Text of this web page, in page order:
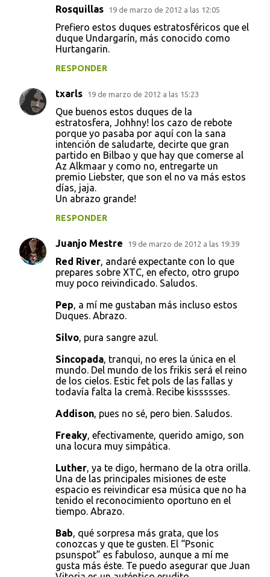
Rosquillas 19 de marzo de 2012 a las 12:05
Prefiero estos duques estratosféricos que el
duque Undargarín, más conocido como
Hurtangarin.
RESPONDER
txarls 19 de marzo de 2012 a las 15:23
Que buenos estos duques de la
estratosfera, Johhny! los cazo de rebote
porque yo pasaba por aquí con la sana
intención de saludarte, decirte que gran
partido en Bilbao y que hay que comerse al
Az Alkmaar y como no, entregarte un
premio Liebster, que son el no va más estos
días, jaja.
Un abrazo grande!
RESPONDER
Juanjo Mestre 19 de marzo de 2012 a las 19:39
Red River, andaré expectante con lo que
prepares sobre XTC, en efecto, otro grupo
muy poco reivindicado. Saludos.
Pep, a mí me gustaban más incluso estos
Duques. Abrazo.
Silvo, pura sangre azul.
Sincopada, tranqui, no eres la única en el
mundo. Del mundo de los frikis será el reino
de los cielos. Estic fet pols de las fallas y
todavía falta la cremà. Recibe kissssses.
Addison, pues no sé, pero bien. Saludos.
Freaky, efectivamente, querido amigo, son
una locura muy simpática.
Luther, ya te digo, hermano de la otra orilla.
Una de las principales misiones de este
espacio es reivindicar esa música que no ha
tenido el reconocimiento oportuno en el
tiempo. Abrazo.
Bab, qué sorpresa más grata, que los
conozcas y que te gusten. El “Psonic
psunspot” es fabuloso, aunque a mí me
gusta más éste. Te puedo asegurar que Juan